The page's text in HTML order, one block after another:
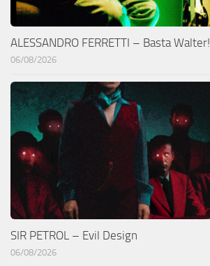
ALESSANDRO FERRETTI – Basta Walter!
06/08/2026
SIR PETROL – Evil Design
06/08/2026